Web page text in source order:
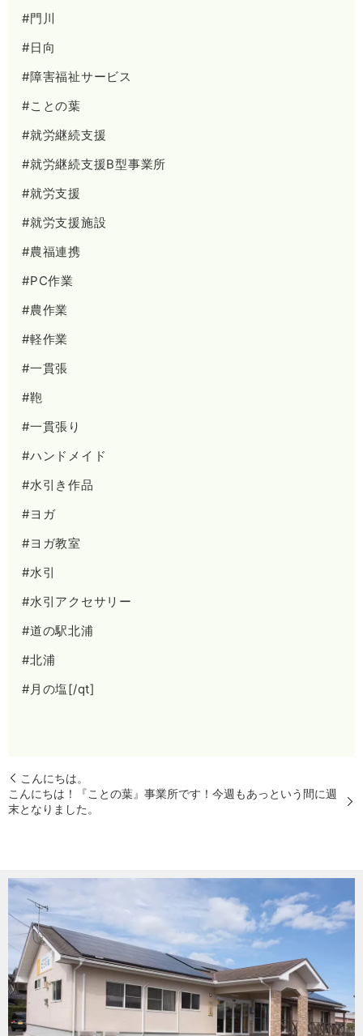
#門川
#日向
#障害福祉サービス
#ことの葉
#就労継続支援
#就労継続支援B型事業所
#就労支援
#就労支援施設
#農福連携
#PC作業
#農作業
#軽作業
#一貫張
#鞄
#一貫張り
#ハンドメイド
#水引き作品
#ヨガ
#ヨガ教室
#水引
#水引アクセサリー
#道の駅北浦
#北浦
#月の塩[/qt]
こんにちは。
こんにちは！『ことの葉』事業所です！今週もあっという間に週
末となりました。